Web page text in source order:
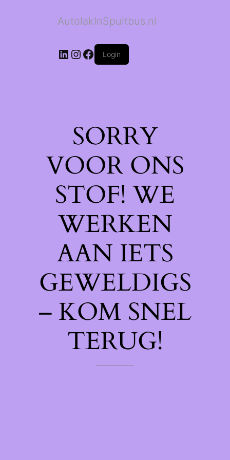
AutolakInSpuitbus.nl
LinkedIn
Instagram
Facebook
Login
SORRY
VOOR ONS
STOF! WE
WERKEN
AAN IETS
GEWELDIGS
– KOM SNEL
TERUG!